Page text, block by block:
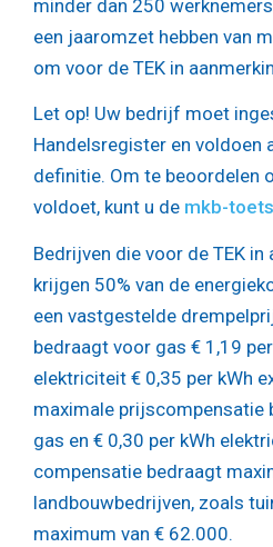
minder dan 250
een jaaromzet hebben van
om voor de TEK in
Let op! Uw bedrijf moet
Handelsregister en voldoen
definitie. Om te beoordelen
voldoet, kunt u de mkb-toets
Bedrijven die voor de TEK in
krijgen 50% van de
een vastgestelde
bedraagt voor gas € 1,19
elektriciteit € 0,35 per kWh
maximale prijscompensatie
gas en € 0,30 per kWh
compensatie bedraagt
landbouwbedrijven, zoals
maximum van € 62.000.